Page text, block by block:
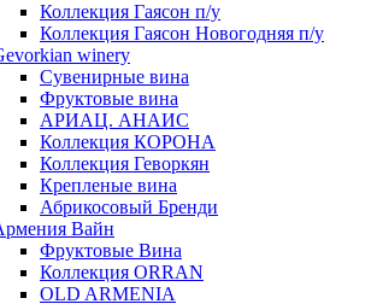
Коллекция Гаясон п/у
Коллекция Гаясон Новогодняя п/у
winery
Сувенирные вина
Фруктовые вина
АРИАЦ. АНАИС
Коллекция КОРОНА
Коллекция Геворкян
Крепленые вина
Абрикосовый Бренди
Вайн
Фруктовые Вина
Коллекция ORRAN
OLD ARMENIA